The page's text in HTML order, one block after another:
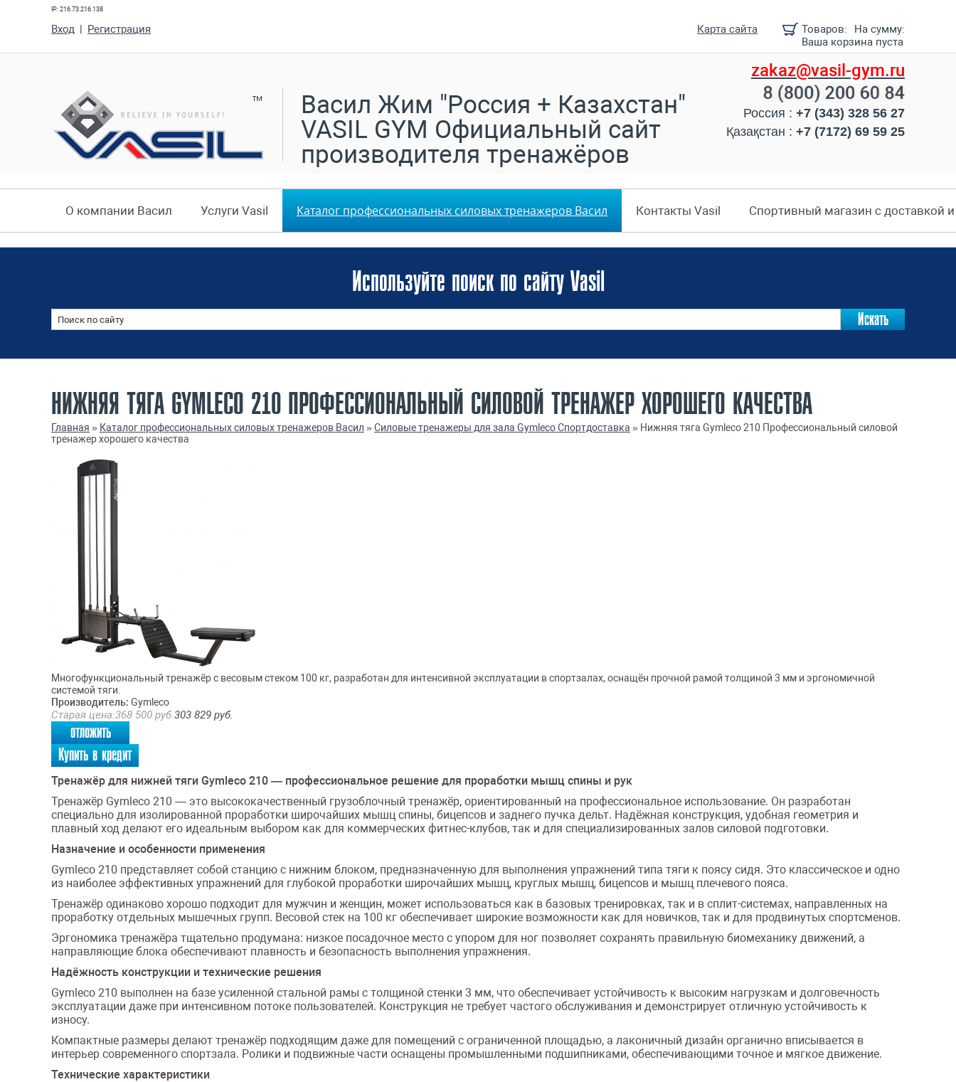
IP: 216.73.216.138
Товаров:
На сумму:
Ваша корзина пуста
Карта сайта
Вход | Регистрация
zakaz@vasil-gym.ru
Россия : +7 (343) 328 56 27
Қазақстан : +7 (7172) 69 59 25
Васил Жим "Россия + Казахстан"
VASIL GYM Официальный сайт
производителя тренажёров
О компании Васил Услуги Vasil Каталог профессиональных силовых тренажеров Васил Контакты Vasil Спортивный магазин с доставкой
Используйте поиск по сайту Vasil
НИЖНЯЯ ТЯГА GYMLECO 210 ПРОФЕССИОНАЛЬНЫЙ СИЛОВОЙ ТРЕНАЖЕР ХОРОШЕГО КАЧЕСТВА
Главная » Каталог профессиональных силовых тренажеров Васил »Силовые тренажеры для зала Gymleco Спортдоставка » Нижняя тяга Gymleco 210 Профессиональный силовой
тренажер хорошего качества
Многофункциональный тренажёр с весовым стеком 100 кг, разработан для интенсивной эксплуатации в спортзалах, оснащён прочной рамой толщиной 3 мм и эргономичной
системой тяги.
Производитель: Gymleco
Старая цена:368 500 руб.303 829 руб.
отложить
Купить в кредит
Тренажёр для нижней тяги Gymleco 210 — профессиональное решение для проработки мышц спины и рук
Тренажёр Gymleco 210 — это высококачественный грузоблочный тренажёр, ориентированный на профессиональное использование. Он разработан
специально для изолированной проработки широчайших мышц спины, бицепсов и заднего пучка дельт. Надёжная конструкция, удобная геометрия и
плавный ход делают его идеальным выбором как для коммерческих фитнес-клубов, так и для специализированных залов силовой подготовки.
Назначение и особенности применения
Gymleco 210 представляет собой станцию с нижним блоком, предназначенную для выполнения упражнений типа тяги к поясу сидя. Это классическое и одно
из наиболее эффективных упражнений для глубокой проработки широчайших мышц, круглых мышц, бицепсов и мышц плечевого пояса.
Тренажёр одинаково хорошо подходит для мужчин и женщин, может использоваться как в базовых тренировках, так и в сплит-системах, направленных на
проработку отдельных мышечных групп. Весовой стек на 100 кг обеспечивает широкие возможности как для новичков, так и для продвинутых спортсменов.
Эргономика тренажёра тщательно продумана: низкое посадочное место с упором для ног позволяет сохранять правильную биомеханику движений, а
направляющие блока обеспечивают плавность и безопасность выполнения упражнения.
Надёжность конструкции и технические решения
Gymleco 210 выполнен на базе усиленной стальной рамы с толщиной стенки 3 мм, что обеспечивает устойчивость к высоким нагрузкам и долговечность
эксплуатации даже при интенсивном потоке пользователей. Конструкция не требует частого обслуживания и демонстрирует отличную устойчивость к
износу.
Компактные размеры делают тренажёр подходящим даже для помещений с ограниченной площадью, а лаконичный дизайн органично вписывается в
интерьер современного спортзала. Ролики и подвижные части оснащены промышленными подшипниками, обеспечивающими точное и мягкое движение.
Технические характеристики